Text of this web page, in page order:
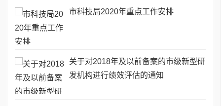
市科技局2020年重点工作安排
关于对2018年及以前备案的市级新型研
发机构进行绩效评估的通知